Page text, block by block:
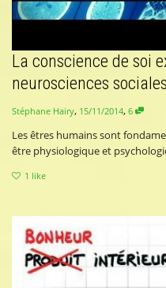
La conscience de soi
neurosciences sociales
Stéphane Hairy, 15/11/2014, 6
Les êtres humains sont
être physiologique et
1 like